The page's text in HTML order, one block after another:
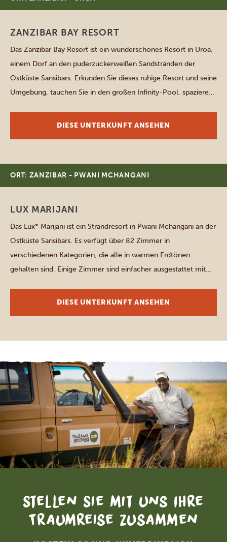
ZANZIBAR BAY RESORT
Das Zanzibar Bay Resort ist ein wunderschönes Resort in Uroa,
einem Dorf an den puderzuckerweißen Sandstränden der
Ostküste Sansibars. Erkunden Sie dieses ruhige Resort und seine
Umgebung, tauchen Sie in den großen Infinity-Pool, spazieren
Drink an der Poolbar. Die geräumigen Zimmer verteilen sich […]
DIESE UNTERKUNFT ANSEHEN
ORT: ZANZIBAR - PWANI MCHANGANI
LUX MARIJANI
Das Lux* Marijani ist ein Strandresort in Pwani Mchangani an der
Ostküste Sansibars. Es verfügt über 82 Zimmer in
verschiedenen Kategorien, die alle in warmen Erdtönen
gehalten sind. Einige Zimmer sind einfacher ausgestattet mit
freistehende Badewanne haben und die luxuriösesten sogar
DIESE UNTERKUNFT ANSEHEN
Stellen Sie mit uns Ihre
Traumreise zusammen